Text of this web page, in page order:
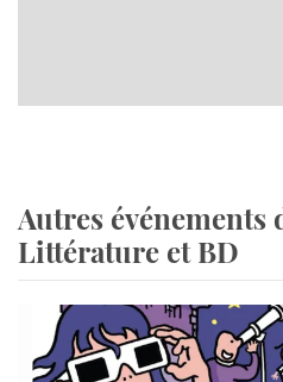
Autres événements
Littérature et BD